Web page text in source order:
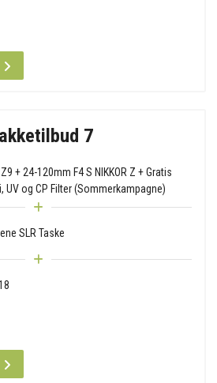
7
+ 24-120mm F4 S NIKKOR Z + Gratis
UV og CP Filter (Sommerkampagne)
SLR Taske